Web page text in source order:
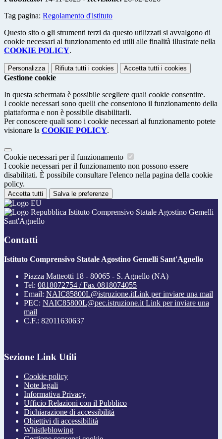
Tag pagina: Regolamento d'istituto
Questo sito o gli strumenti terzi da questo utilizzati si avvalgono di
cookie necessari al funzionamento ed utili alle finalità illustrate nella
COOKIE POLICY.
Personalizza Rifiuta tutti i cookies Accetta tutti i cookies
Gestione cookie
In questa schermata è possibile scegliere quali cookie consentire.
I cookie necessari sono quelli che consentono il funzionamento della
piattaforma e non è possibile disabilitarli.
Per conoscere quali sono i cookie necessari al funzionamento potete
visionare la COOKIE POLICY.
Cookie necessari per il funzionamento
I cookie necessari per il funzionamento non possono essere
disabilitati. È possibile consultare l'elenco nella pagina della cookie
policy.
Accetta tutti Salva le preferenze
Istituto Comprensivo Statale Agostino Gemelli
Sant'Agnello
Contatti
Istituto Comprensivo Statale Agostino Gemelli Sant'Agnello
Piazza Matteotti 18 - 80065 - S. Agnello (NA)
Tel: 0818072754 / Fax 0818074055
Email: NAIC85800L@istruzione.itLink per inviare una mail
PEC: NAIC85800L@pec.istruzione.it Link per inviare una
mail
C.F.: 82011630637
Sezione Link Utili
Cookie policy
Note legali
Informativa Privacy
Ufficio Relazioni con il Pubblico
Dichiarazione di accessibilità
Obiettivi di accessibilità
Whistleblowing